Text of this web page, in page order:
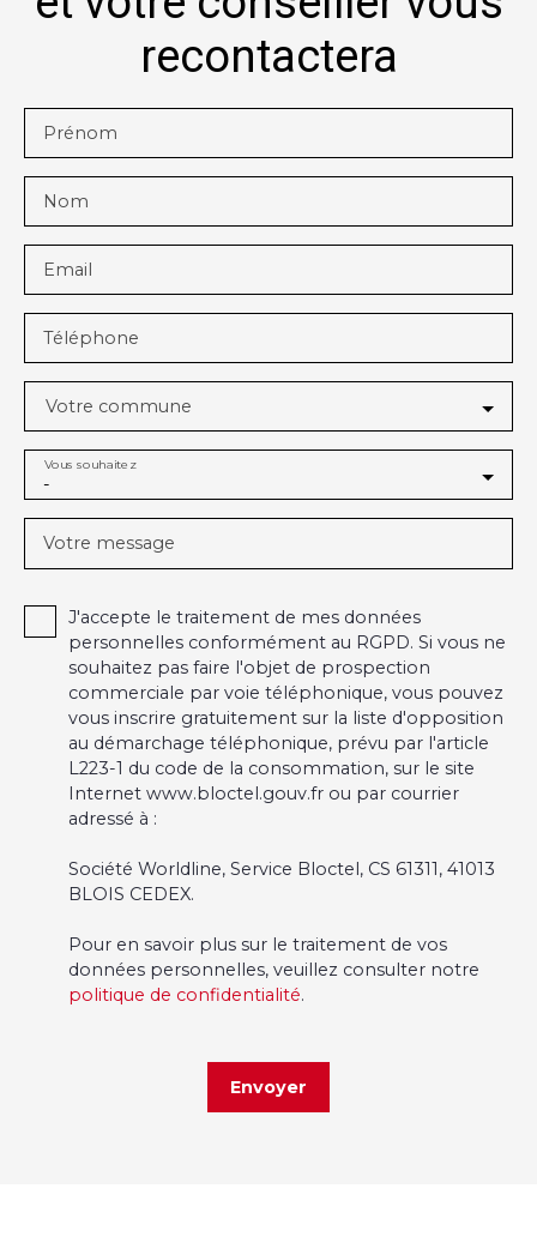
recontactera
Prénom
Nom
Email
Téléphone
Votre commune
-
Vous souhaitez
Votre message
J'accepte le traitement de mes données
personnelles conformément au RGPD. Si vous ne
souhaitez pas faire l'objet de prospection
commerciale par voie téléphonique, vous pouvez
vous inscrire gratuitement sur la liste d'opposition
au démarchage téléphonique, prévu par l'article
L223-1 du code de la consommation, sur le site
Internet www.bloctel.gouv.fr ou par courrier
adressé à :
Société Worldline, Service Bloctel, CS 61311, 41013
BLOIS CEDEX.
Pour en savoir plus sur le traitement de vos
données personnelles, veuillez consulter notre
politique de confidentialité.
Envoyer